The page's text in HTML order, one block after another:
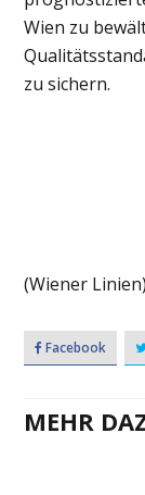
Wien zu
zu sichern.
(Wiener Linien)
Facebook
MEHR